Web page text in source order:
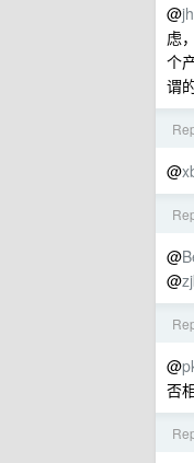
@
虑
个
谓
@
@
@
@
否